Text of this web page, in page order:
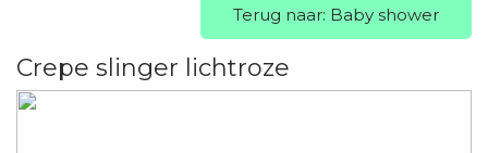
Terug naar: Baby shower
Crepe slinger lichtroze